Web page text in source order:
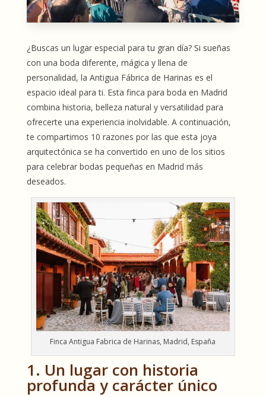
¿Buscas un lugar especial para tu gran día? Si sueñas
con una boda diferente, mágica y llena de
personalidad, la Antigua Fábrica de Harinas es el
espacio ideal para ti. Esta finca para boda en Madrid
combina historia, belleza natural y versatilidad para
ofrecerte una experiencia inolvidable. A continuación,
te compartimos 10 razones por las que esta joya
arquitectónica se ha convertido en uno de los sitios
para celebrar bodas pequeñas en Madrid más
deseados.
Finca Antigua Fabrica de Harinas, Madrid, España
1. Un lugar con historia
profunda y carácter único